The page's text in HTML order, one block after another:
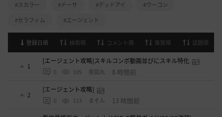
#スカラー
#ドーサ #デッドアイ
#ウーコン
#セラフィム
#エージェント
登録日順 検索順 コメント順 推奨順 話題順
1
[エージェント攻略]スキルコンボ動画並びにスキル特化
0 105 夜狐丸 8 時間前
2
[エージェント攻略]
0 113 まそん 13 時間前